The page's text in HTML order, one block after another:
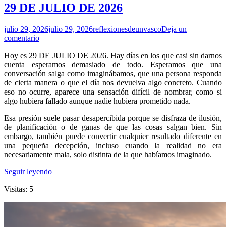
29 DE JULIO DE 2026
julio 29, 2026julio 29, 2026reflexionesdeunvascoDeja un
comentario
Hoy es 29 DE JULIO DE 2026. Hay días en los que casi sin darnos
cuenta esperamos demasiado de todo. Esperamos que una
conversación salga como imaginábamos, que una persona responda
de cierta manera o que el día nos devuelva algo concreto. Cuando
eso no ocurre, aparece una sensación difícil de nombrar, como si
algo hubiera fallado aunque nadie hubiera prometido nada.
Esa presión suele pasar desapercibida porque se disfraza de ilusión,
de planificación o de ganas de que las cosas salgan bien. Sin
embargo, también puede convertir cualquier resultado diferente en
una pequeña decepción, incluso cuando la realidad no era
necesariamente mala, solo distinta de la que habíamos imaginado.
Seguir leyendo
Visitas: 5